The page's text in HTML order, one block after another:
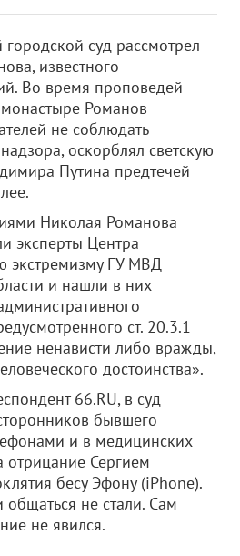
суд рассмотрел
известного
Во время проповедей
Романов
не соблюдать
оскорблял светскую
Путина предтечей
Николая Романова
эксперты Центра
экстремизму ГУ МВД
и нашли в них
ст. 20.3.1
ненависти либо вражды,
достоинства».
66.RU, в суд
бывшего
и в медицинских
отрицание Сергием
бесу Эфону (iPhone).
не стали. Сам
не явился.